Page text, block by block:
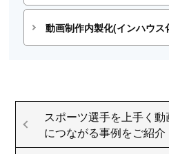
動画制作内製化(インハウス
スポーツ選手を上手く
につながる事例をご紹介